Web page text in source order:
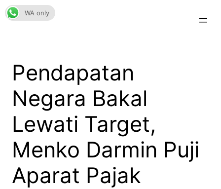
Skip
to
Pendapatan
Negara Bakal
Lewati Target,
Menko Darmin Puji
Aparat Pajak
WA only